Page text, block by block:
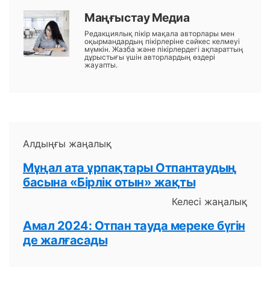
Маңғыстау Медиа
Редакциялық пікір мақала авторлары мен
оқырмандардың пікірлеріне сәйкес келмеуі
мүмкін. Жазба және пікірлердегі ақпараттың
дұрыстығы үшін авторлардың өздері
жауапты.
Алдыңғы жаңалық
Мұңал ата ұрпақтары Отпантаудың
басына «Бірлік отын» жақты
Келесі жаңалық
Амал 2024: Отпан тауда мереке бүгін
де жалғасады